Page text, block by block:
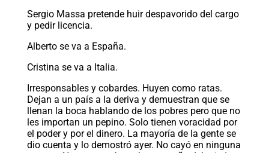
Sergio Massa pretende huir despavorido del cargo
y pedir licencia.
Alberto se va a España.
Cristina se va a Italia.
Irresponsables y cobardes. Huyen como ratas.
Dejan a un país a la deriva y demuestran que se
llenan la boca hablando de los pobres pero que no
les importan un pepino. Solo tienen voracidad por
el poder y por el dinero. La mayoría de la gente se
dio cuenta y lo demostró ayer. No cayó en ninguna